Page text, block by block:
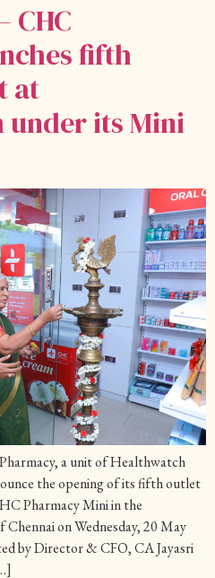
CHC
fifth
at
its Mini
a unit of Healthwatch
the opening of its fifth outlet
Pharmacy Mini in the
on Wednesday, 20 May
by Director & CFO, CA Jayasri